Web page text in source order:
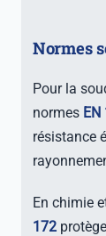
Normes
Pour la
normes EN
résistance
En chimie
172